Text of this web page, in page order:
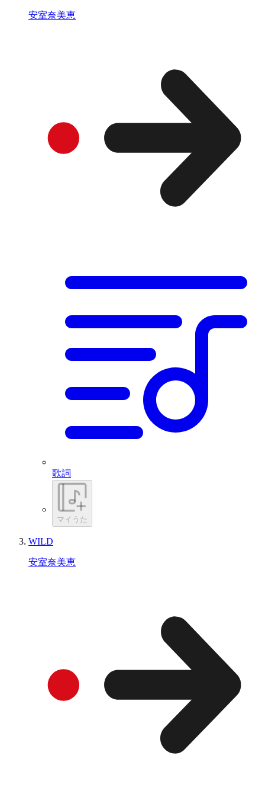
安室奈美恵
歌詞
マイうた
WILD
安室奈美恵